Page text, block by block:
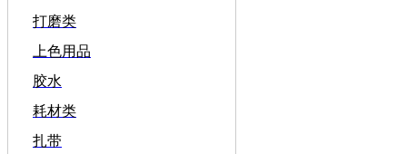
打磨类
上色用品
胶水
耗材类
扎带